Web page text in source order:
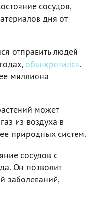
сосудов,
дня от
отправить людей
обанкротился.
миллиона
может
из воздуха в
природных систем.
сосудов с
Он позволит
заболеваний,